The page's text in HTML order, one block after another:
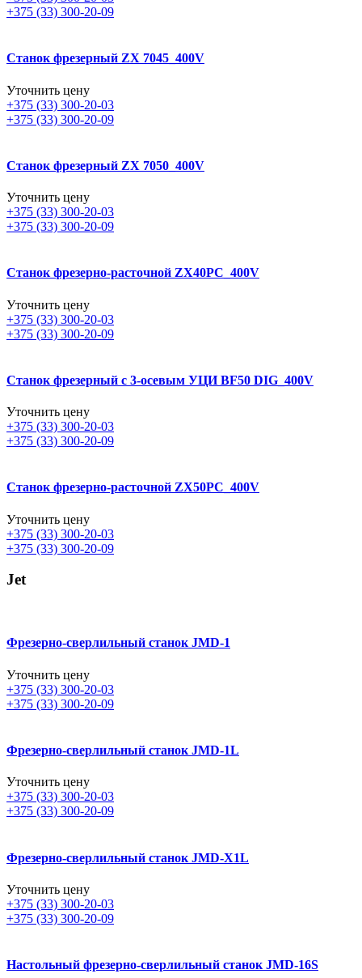
+375 (33) 300-20-09
Станок фрезерный ZX 7045_400V
Уточнить цену
+375 (33) 300-20-03
+375 (33) 300-20-09
Станок фрезерный ZX 7050_400V
Уточнить цену
+375 (33) 300-20-03
+375 (33) 300-20-09
Станок фрезерно-расточной ZX40PC_400V
Уточнить цену
+375 (33) 300-20-03
+375 (33) 300-20-09
Станок фрезерный с 3-осевым УЦИ BF50 DIG_400V
Уточнить цену
+375 (33) 300-20-03
+375 (33) 300-20-09
Станок фрезерно-расточной ZX50PC_400V
Уточнить цену
+375 (33) 300-20-03
+375 (33) 300-20-09
Jet
Фрезерно-сверлильный станок JMD-1
Уточнить цену
+375 (33) 300-20-03
+375 (33) 300-20-09
Фрезерно-сверлильный станок JMD-1L
Уточнить цену
+375 (33) 300-20-03
+375 (33) 300-20-09
Фрезерно-сверлильный станок JMD-X1L
Уточнить цену
+375 (33) 300-20-03
+375 (33) 300-20-09
Настольный фрезерно-сверлильный станок JMD-16S